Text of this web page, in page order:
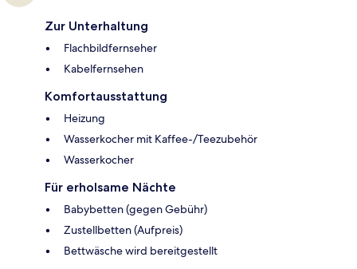
Zur Unterhaltung
Flachbildfernseher
Kabelfernsehen
Komfortausstattung
Heizung
Wasserkocher mit Kaffee-/Teezubehör
Wasserkocher
Für erholsame Nächte
Babybetten (gegen Gebühr)
Zustellbetten (Aufpreis)
Bettwäsche wird bereitgestellt